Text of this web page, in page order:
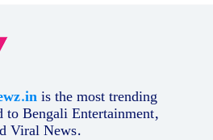
is the most trending
to Bengali Entertainment,
Viral News.